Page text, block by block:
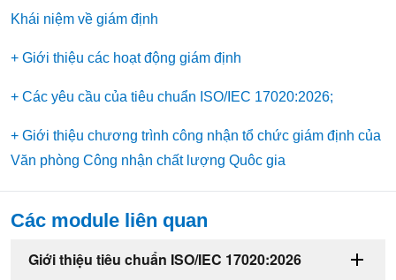
Khái niệm về giám định
+ Giới thiệu các hoạt động giám định
+ Các yêu cầu của tiêu chuẩn ISO/IEC 17020:2026;
+ Giới thiệu chương trình công nhận tổ chức giám định của
Văn phòng Công nhận chất lượng Quôc gia
Các module liên quan
Giới thiệu tiêu chuẩn ISO/IEC 17020:2026